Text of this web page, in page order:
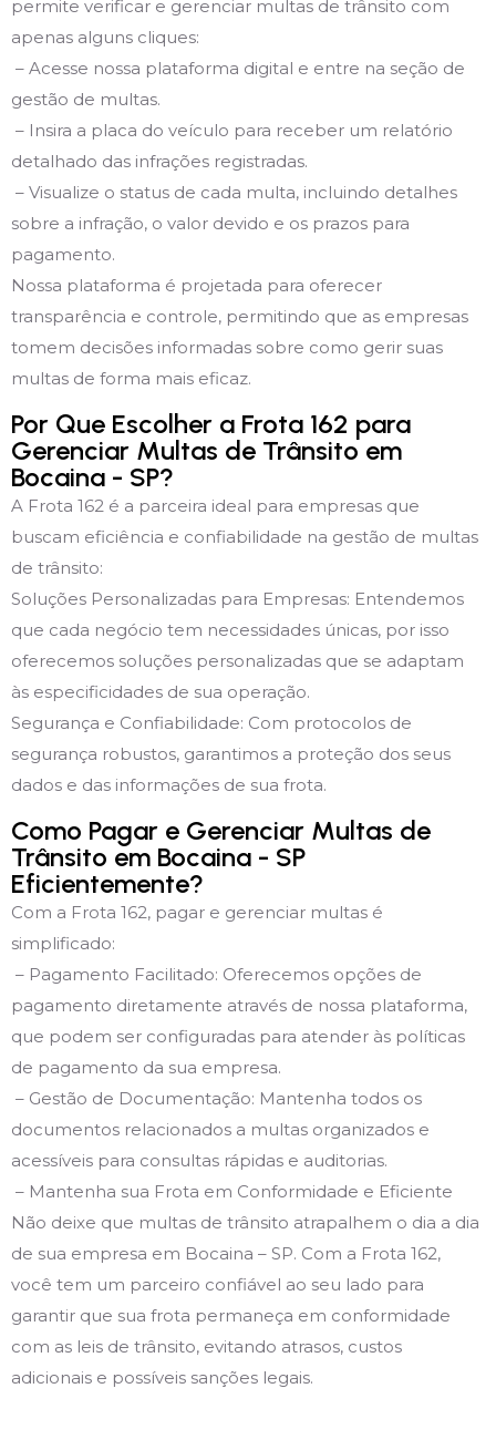
permite verificar e gerenciar multas de trânsito com
apenas alguns cliques:
– Acesse nossa plataforma digital e entre na seção de
gestão de multas.
– Insira a placa do veículo para receber um relatório
detalhado das infrações registradas.
– Visualize o status de cada multa, incluindo detalhes
sobre a infração, o valor devido e os prazos para
pagamento.
Nossa plataforma é projetada para oferecer
transparência e controle, permitindo que as empresas
tomem decisões informadas sobre como gerir suas
multas de forma mais eficaz.
Por Que Escolher a Frota 162 para
Gerenciar Multas de Trânsito em
Bocaina - SP?
A Frota 162 é a parceira ideal para empresas que
buscam eficiência e confiabilidade na gestão de multas
de trânsito:
Soluções Personalizadas para Empresas: Entendemos
que cada negócio tem necessidades únicas, por isso
oferecemos soluções personalizadas que se adaptam
às especificidades de sua operação.
Segurança e Confiabilidade: Com protocolos de
segurança robustos, garantimos a proteção dos seus
dados e das informações de sua frota.
Como Pagar e Gerenciar Multas de
Trânsito em Bocaina - SP
Eficientemente?
Com a Frota 162, pagar e gerenciar multas é
simplificado:
– Pagamento Facilitado: Oferecemos opções de
pagamento diretamente através de nossa plataforma,
que podem ser configuradas para atender às políticas
de pagamento da sua empresa.
– Gestão de Documentação: Mantenha todos os
documentos relacionados a multas organizados e
acessíveis para consultas rápidas e auditorias.
– Mantenha sua Frota em Conformidade e Eficiente
Não deixe que multas de trânsito atrapalhem o dia a dia
de sua empresa em Bocaina – SP. Com a Frota 162,
você tem um parceiro confiável ao seu lado para
garantir que sua frota permaneça em conformidade
com as leis de trânsito, evitando atrasos, custos
adicionais e possíveis sanções legais.